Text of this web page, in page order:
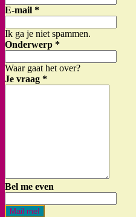
E-mail *
Ik ga je niet spammen.
Onderwerp *
Waar gaat het over?
Je vraag *
Bel me even
Mail me!